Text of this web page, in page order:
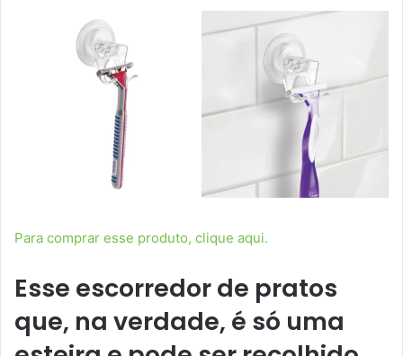
Para comprar esse produto, clique aqui.
Esse escorredor de pratos
que, na verdade, é só uma